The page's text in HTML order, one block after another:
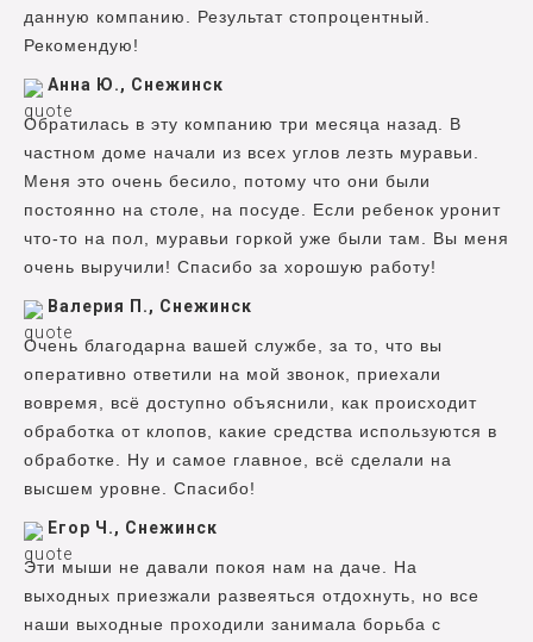
данную компанию. Результат стопроцентный.
Рекомендую!
Анна Ю., Снежинск
Обратилась в эту компанию три месяца назад. В
частном доме начали из всех углов лезть муравьи.
Меня это очень бесило, потому что они были
постоянно на столе, на посуде. Если ребенок уронит
что-то на пол, муравьи горкой уже были там. Вы меня
очень выручили! Спасибо за хорошую работу!
Валерия П., Снежинск
Очень благодарна вашей службе, за то, что вы
оперативно ответили на мой звонок, приехали
вовремя, всё доступно объяснили, как происходит
обработка от клопов, какие средства используются в
обработке. Ну и самое главное, всё сделали на
высшем уровне. Спасибо!
Егор Ч., Снежинск
Эти мыши не давали покоя нам на даче. На
выходных приезжали развеяться отдохнуть, но все
наши выходные проходили занимала борьба с